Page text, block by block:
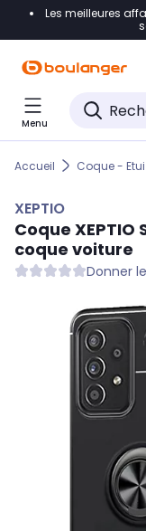
Accéder
Accéder
Accéder
Les meilleures
Menu
Accueil Coque -
XEPTIO
Coque XEPTIO
coque voiture
Donner